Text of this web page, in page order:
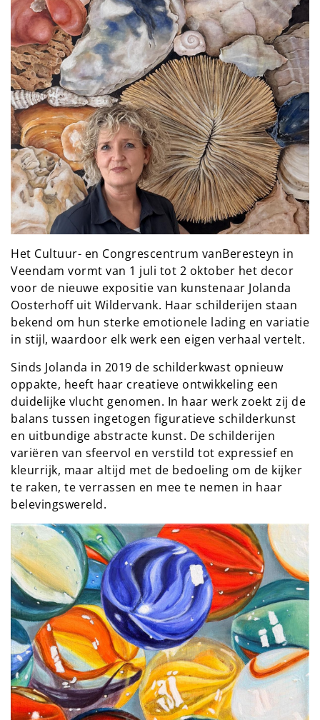
Het Cultuur- en Congrescentrum vanBeresteyn in
Veendam vormt van 1 juli tot 2 oktober het decor
voor de nieuwe expositie van kunstenaar Jolanda
Oosterhoff uit Wildervank. Haar schilderijen staan
bekend om hun sterke emotionele lading en variatie
in stijl, waardoor elk werk een eigen verhaal vertelt.
Sinds Jolanda in 2019 de schilderkwast opnieuw
oppakte, heeft haar creatieve ontwikkeling een
duidelijke vlucht genomen. In haar werk zoekt zij de
balans tussen ingetogen figuratieve schilderkunst
en uitbundige abstracte kunst. De schilderijen
variëren van sfeervol en verstild tot expressief en
kleurrijk, maar altijd met de bedoeling om de kijker
te raken, te verrassen en mee te nemen in haar
belevingswereld.